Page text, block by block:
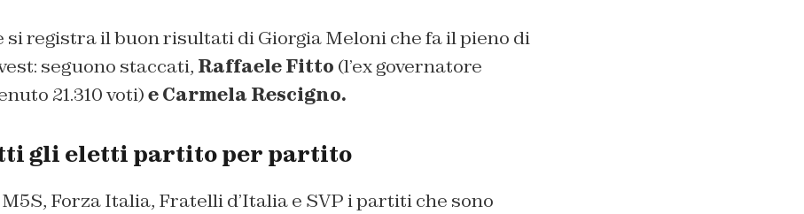
si registra il buon risultati di Giorgia Meloni che fa il pieno di
seguono staccati, Raffaele Fitto (l’ex governatore
21.310 voti)e Carmela Rescigno.
gli eletti partito per partito
M5S, Forza Italia, Fratelli d’Italia e SVP i partiti che sono